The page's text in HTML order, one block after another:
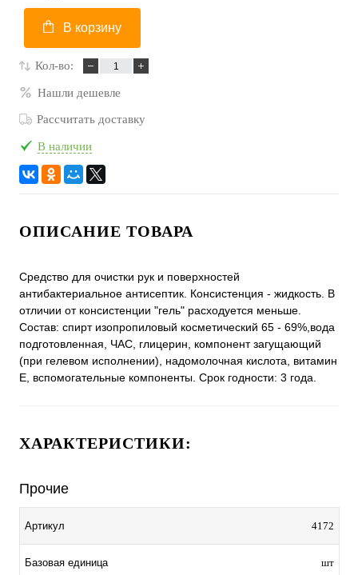
В корзину
Кол-во:
Нашли дешевле
Рассчитать доставку
В наличии
ОПИСАНИЕ ТОВАРА
Средство для очистки рук и поверхностей
антибактериальное антисептик. Консистенция - жидкость. В
отличии от консистенции "гель" расходуется меньше.
Состав: спирт изопропиловый косметический 65 - 69%,вода
подготовленная, ЧАС, глицерин, компонент загущающий
(при гелевом исполнении), надомолочная кислота, витамин
Е, вспомогательные компоненты. Срок годности: 3 года.
ХАРАКТЕРИСТИКИ:
Прочие
Артикул 4172
Базовая единица шт